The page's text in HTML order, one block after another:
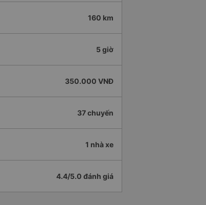
160 km
5 giờ
350.000 VNĐ
37 chuyến
1 nhà xe
4.4/5.0 đánh giá